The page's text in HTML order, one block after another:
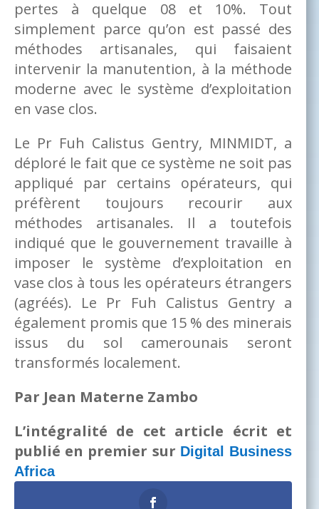
pertes à quelque 08 et 10%. Tout
simplement parce qu’on est passé des
méthodes artisanales, qui faisaient
intervenir la manutention, à la méthode
moderne avec le système d’exploitation
en vase clos.
Le Pr Fuh Calistus Gentry, MINMIDT, a
déploré le fait que ce système ne soit pas
appliqué par certains opérateurs, qui
préfèrent toujours recourir aux
méthodes artisanales. Il a toutefois
indiqué que le gouvernement travaille à
imposer le système d’exploitation en
vase clos à tous les opérateurs étrangers
(agréés). Le Pr Fuh Calistus Gentry a
également promis que 15 % des minerais
issus du sol camerounais seront
transformés localement.
Par Jean Materne Zambo
L’intégralité de cet article écrit et
publié en premier sur Digital Business
Africa